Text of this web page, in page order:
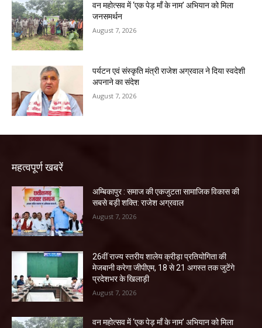
वन महोत्सव में ‘एक पेड़ माँ के नाम’ अभियान को मिला
जनसमर्थन
August 7, 2026
पर्यटन एवं संस्कृति मंत्री राजेश अग्रवाल ने दिया स्वदेशी
अपनाने का संदेश
August 7, 2026
महत्वपूर्ण खबरें
अम्बिकापुर : समाज की एकजुटता सामाजिक विकास की
सबसे बड़ी शक्ति: राजेश अग्रवाल
August 7, 2026
26वीं राज्य स्तरीय शालेय क्रीड़ा प्रतियोगिता की
मेजबानी करेगा जीपीएम, 18 से 21 अगस्त तक जुटेंगे
प्रदेशभर के खिलाड़ी
August 7, 2026
वन महोत्सव में ‘एक पेड़ माँ के नाम’ अभियान को मिला